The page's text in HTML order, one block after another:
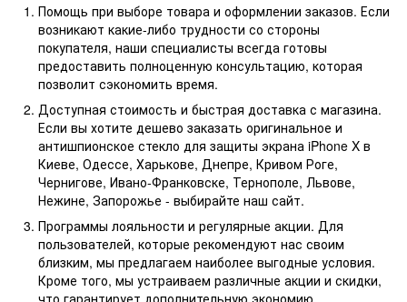
Помощь при выборе товара и оформлении заказов. Если
возникают какие-либо трудности со стороны
покупателя, наши специалисты всегда готовы
предоставить полноценную консультацию, которая
позволит сэкономить время.
Доступная стоимость и быстрая доставка с магазина.
Если вы хотите дешево заказать оригинальное и
антишпионское стекло для защиты экрана iPhone X в
Киеве, Одессе, Харькове, Днепре, Кривом Роге,
Чернигове, Ивано-Франковске, Тернополе, Львове,
Нежине, Запорожье - выбирайте наш сайт.
Программы лояльности и регулярные акции. Для
пользователей, которые рекомендуют нас своим
близким, мы предлагаем наиболее выгодные условия.
Кроме того, мы устраиваем различные акции и скидки,